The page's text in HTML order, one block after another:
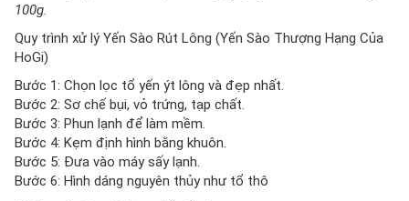
100g.
Quy trình xử lý Yến Sào Rút Lông (Yến Sào Thượng Hạng Của
HoGi)
Bước 1: Chọn lọc tổ yến ýt lông và đẹp nhất.
Bước 2: Sơ chế bụi, vỏ trứng, tạp chất.
Bước 3: Phun lạnh để làm mềm.
Bước 4: Kẹm định hình bằng khuôn.
Bước 5: Đưa vào máy sấy lạnh.
Bước 6: Hình dáng nguyên thủy như tổ thô